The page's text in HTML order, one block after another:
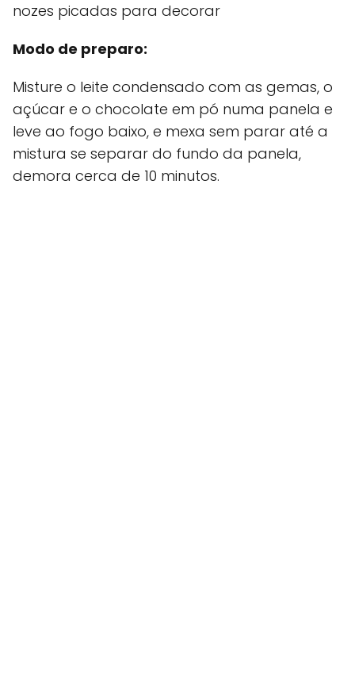
nozes picadas para decorar
Modo de preparo:
Misture o leite condensado com as gemas, o
açúcar e o chocolate em pó numa panela e
leve ao fogo baixo, e mexa sem parar até a
mistura se separar do fundo da panela,
demora cerca de 10 minutos.